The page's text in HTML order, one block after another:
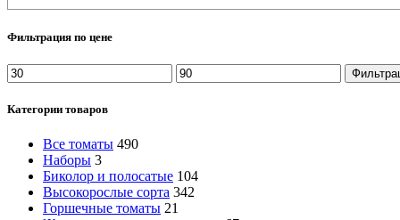
Фильтрация по цене
Минимальная
цена
Максимальная
цена
Категории товаров
Все томаты 490
Наборы 3
Биколор и полосатые 104
Высокорослые сорта 342
Горшечные томаты 21